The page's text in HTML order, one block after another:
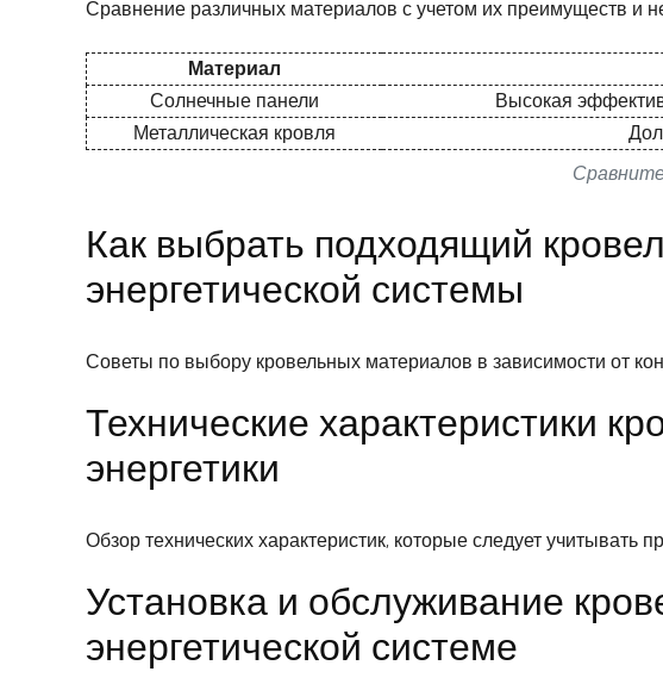
Сравнение различных материалов с учетом их преимуществ и
Материал
Солнечные панели
Высокая
Металлическая кровля
Как выбрать подходящий
энергетической системы
Советы по выбору кровельных материалов в зависимости от
Технические характеристики
энергетики
Обзор технических характеристик, которые следует учитывать
Установка и обслуживание
энергетической системе